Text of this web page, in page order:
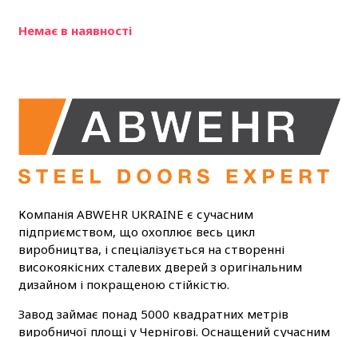
Немає в наявності
Компанія ABWEHR UKRAINE є сучасним
підприємством, що охоплює весь цикл
виробництва, і спеціалізується на створенні
високоякісних сталевих дверей з оригінальним
дизайном і покращеною стійкістю.
Завод займає понад 5000 квадратних метрів
виробничої площі у Чернігові. Оснащений сучасним